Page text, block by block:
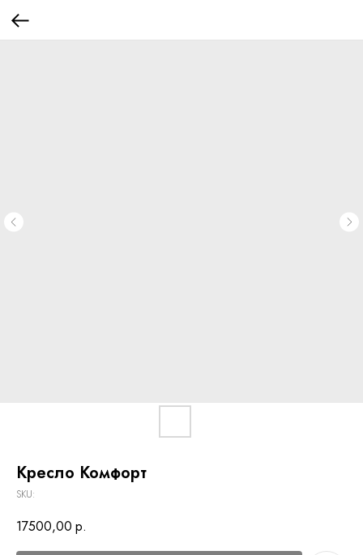
Кресло Комфорт
SKU:
17500,00 р.